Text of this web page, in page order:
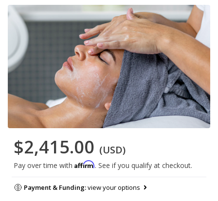
$2,415.00 (USD)
Pay over time with Affirm. See if you qualify at checkout.
Payment & Funding:view your options